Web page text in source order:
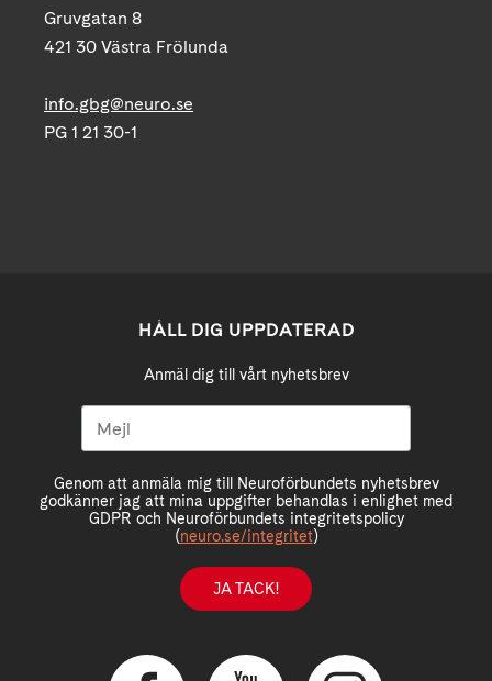
Gruvgatan 8
421 30 Västra Frölunda
info.gbg@neuro.se
PG 1 21 30-1
HÅLL DIG UPPDATERAD
Anmäl dig till vårt nyhetsbrev
Genom att anmäla mig till Neuroförbundets nyhetsbrev
godkänner jag att mina uppgifter behandlas i enlighet med
GDPR och Neuroförbundets integritetspolicy
(neuro.se/integritet)
JA TACK!